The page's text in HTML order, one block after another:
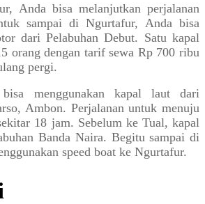
Anda bisa melanjutkan perjalanan
sampai di Ngurtafur, Anda bisa
dari Pelabuhan Debut. Satu kapal
orang dengan tarif sewa Rp 700 ribu
pergi.
menggunakan kapal laut dari
Ambon. Perjalanan untuk menuju
18 jam. Sebelum ke Tual, kapal
Banda Naira. Begitu sampai di
speed boat ke Ngurtafur.